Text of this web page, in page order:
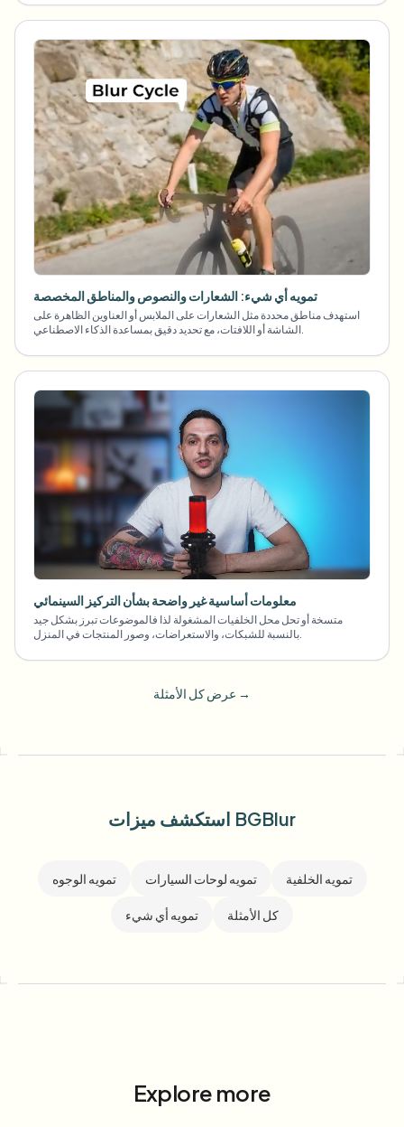
تمويه أي شيء: الشعارات والنصوص والمناطق المخصصة
استهدف مناطق محددة مثل الشعارات على الملابس أو العناوين الظاهرة على
الشاشة أو اللافتات، مع تحديد دقيق بمساعدة الذكاء الاصطناعي.
معلومات أساسية غير واضحة بشأن التركيز السينمائي
متسخة أو تحل محل الخلفيات المشغولة لذا فالموضوعات تبرز بشكل جيد
بالنسبة للشبكات، والاستعراضات، وصور المنتجات في المنزل.
عرض كل الأمثلة →
استكشف ميزات BGBlur
تمويه الوجوه تمويه لوحات السيارات تمويه الخلفية
تمويه أي شيء كل الأمثلة
Explore more